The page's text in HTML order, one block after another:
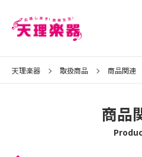
天理楽器 取扱商品 商品関連
商品